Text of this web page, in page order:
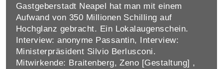
Gastgeberstadt Neapel hat man mit einem
Aufwand von 350 Millionen Schilling auf
Hochglanz gebracht. Ein Lokalaugenschein.
Interview: anonyme Passantin, Interview:
Ministerpräsident Silvio Berlusconi.
Mitwirkende: Braitenberg, Zeno [Gestaltung] ,